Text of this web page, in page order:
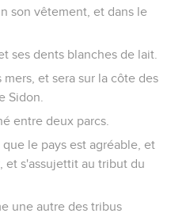
son vêtement, et dans le
ses dents blanches de lait.
et sera sur la côte des
Sidon.
entre deux parcs.
le pays est agréable, et
et s'assujettit au tribut du
une autre des tribus